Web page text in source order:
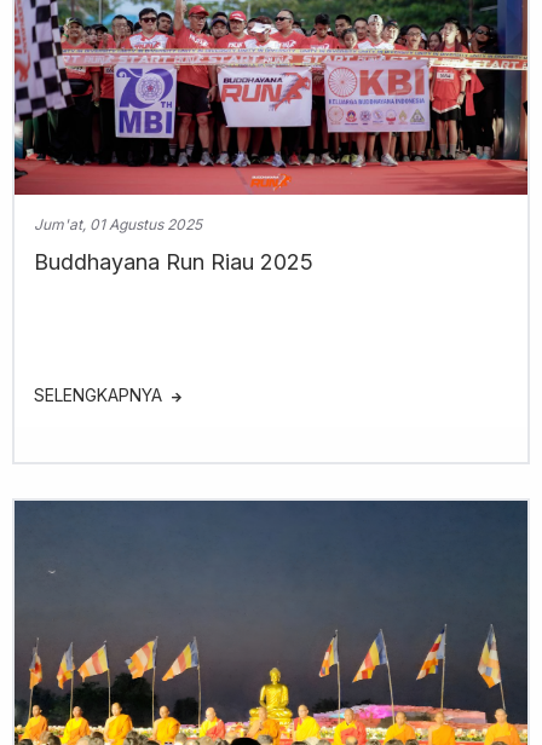
Jum'at, 01 Agustus 2025
Buddhayana Run Riau 2025
SELENGKAPNYA